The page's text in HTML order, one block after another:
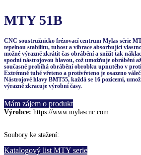
MTY 51B
CNC soustružnicko frézovací centrum Mylas série
tepelnou stabilitu, tuhost a vibrace absorbující
možné výrazně zkrátit čas obrábění a snížit tak
spodní nástrojovou hlavou, což umožňuje obrábění
současně probíhá obrábění obrobku upnutého v
Extrémně tuhé vřeteno a protivřeteno je osazeno
Nástrojové hlavy BMT55, každá se 16 pozicemi,
výrazně zkracuje výrobní časy.
Mám zájem o produkt
Výrobce: https://www.mylascnc.com
Soubory ke stažení:
Katalogový list MTY serie